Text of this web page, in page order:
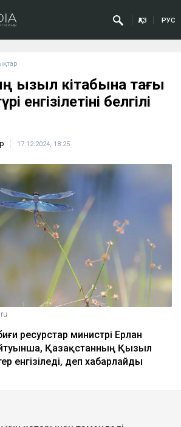
ҚАЗ РУС
Қызыл кітабына тағы
енгізілетіні белгілі
17.12.2024, 18:25
ресурстар министрі Ерлан
Қазақстанның Қызыл
енгізіледі, деп хабарлайды